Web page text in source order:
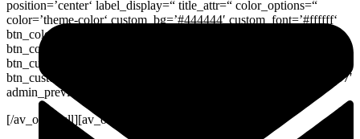
position=’center‘ label_display=“ title_attr=“ color_options=“
color=’theme-color‘ custom_bg=’#444444′ custom_font=’#ffffff‘
btn_color_bg=’theme-color‘ btn_custom_bg=’#444444′
btn_color_bg_hover=’theme-color-highlight‘
btn_custom_bg_hover=’#444444′ btn_color_font=’theme-color‘
btn_custom_font=’#ffffff‘ id=“ custom_class=“ av_uid=’av-7b9n97′
admin_preview_bg=“]
[/av_one_full][av_one_full first av_uid=’av-bbibzf‘]